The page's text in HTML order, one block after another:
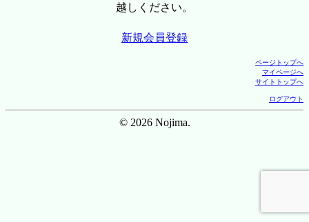
越しください。
新規会員登録
ページトップへ
マイページへ
サイトトップへ
ログアウト
© 2026 Nojima.